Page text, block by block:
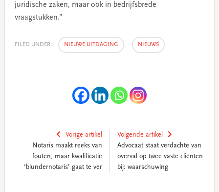
juridische zaken, maar ook in bedrijfsbrede
vraagstukken.”
FILED UNDER: NIEUWE UITDAGING , NIEUWS
Vorige artikel
Notaris maakt reeks van
fouten, maar kwalificatie
‘blundernotaris’ gaat te ver
Volgende artikel
Advocaat staat verdachte van
overval op twee vaste cliënten
bij: waarschuwing